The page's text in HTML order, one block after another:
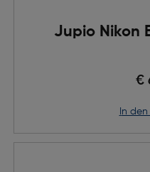
Jupio Nikon
€
in